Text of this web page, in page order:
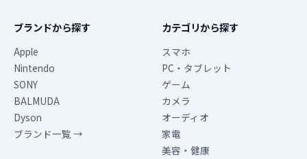
ブランドから探す
Apple
Nintendo
SONY
BALMUDA
Dyson
ブランド一覧 →
カテゴリから探す
スマホ
PC・タブレット
ゲーム
カメラ
オーディオ
家電
美容・健康